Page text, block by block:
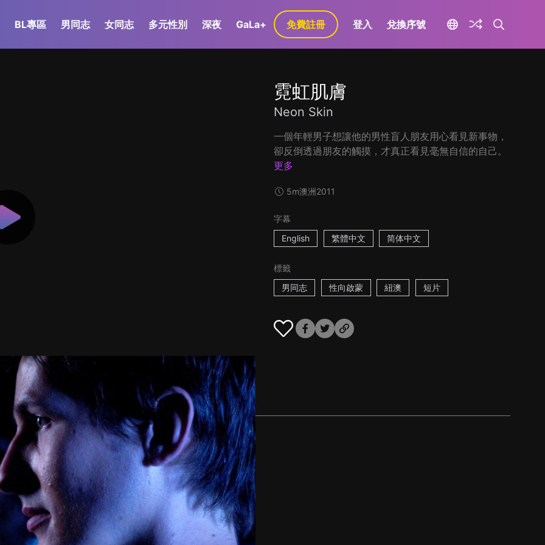
BL專區 男同志 女同志 多元性別 深夜 GaLa+ 免費註冊 登入 兌換序號
霓虹肌膚
Neon Skin
一個年輕男子想讓他的男性盲人朋友用心看見新事物，
卻反倒透過朋友的觸摸，才真正看見毫無自信的自己。
更多
5m澳洲2011
字幕
English
繁體中文 简体中文
標籤
男同志
性向啟蒙 紐澳 短片